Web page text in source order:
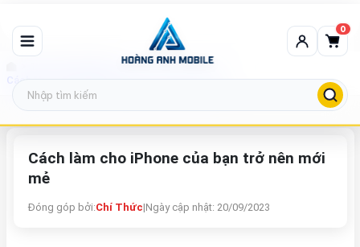
0
Cách làm cho iPhone của bạn trở nên mới mẻ
Cách làm cho iPhone của bạn trở nên mới
mẻ
Đóng góp bởi:Chí Thức|Ngày cập nhật: 20/09/2023